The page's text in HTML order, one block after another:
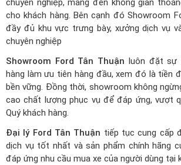
chuyên nghiệp, mang đến không gian
cho khách hàng. Bên cạnh đó Showroom
đầy đủ khu vực trưng bày, xưởng dịch vụ
chuyên nghiệp
Showroom Ford Tân Thuận luôn đặt sự
hàng làm ưu tiên hàng đầu, xem đó là tiền
bền vững. Đồng thời, showroom không
cao chất lượng phục vụ để đáp ứng, vượt
Quý khách hàng.
Đại lý Ford Tân Thuận tiếp tục cung cấp
dịch vụ tốt nhất và sản phẩm chính hãng
đáp ứng nhu cầu mua xe của người dùng tại